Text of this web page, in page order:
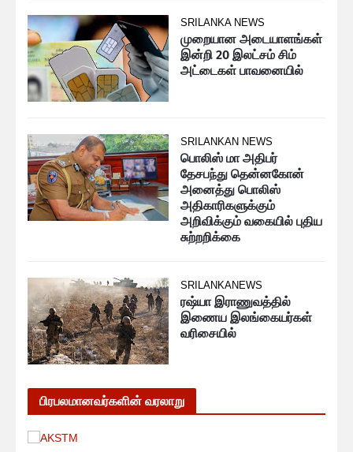
SRILANKA NEWS
முறையான அடையாளங்கள்
இன்றி 20 இலட்சம் சிம்
அட்டைகள் பாவனையில்
SRILANKAN NEWS
பொலிஸ் மா அதிபர்
தேசபந்து தென்னகோன்
அனைத்து பொலிஸ்
அதிகாரிகளுக்கும்
அறிவிக்கும் வகையில் புதிய
சுற்றறிக்கை
SRILANKANEWS
ரஷ்யா இராணுவத்தில்
இணைய இலங்கையர்கள்
வரிசையில்
பிரபலமானவர்களின் வரலாறு